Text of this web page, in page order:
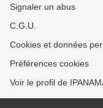
Signaler un abus
C.G.U.
Cookies et données
Préférences cookies
Voir le profil de